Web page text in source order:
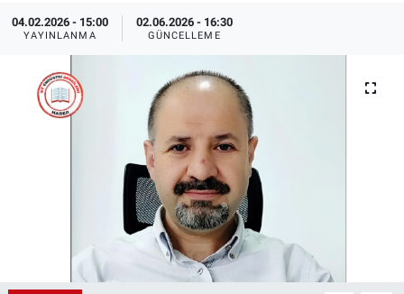
04.02.2026 - 15:00
YAYINLANMA
02.06.2026 - 16:30
GÜNCELLEME
Ağır Sanayi Çözümleri